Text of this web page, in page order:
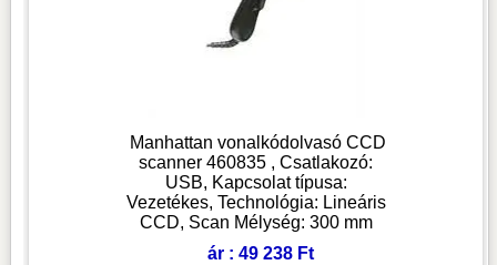
Manhattan vonalkódolvasó CCD
scanner 460835 , Csatlakozó:
USB, Kapcsolat típusa:
Vezetékes, Technológia: Lineáris
CCD, Scan Mélység: 300 mm
ár : 49 238 Ft